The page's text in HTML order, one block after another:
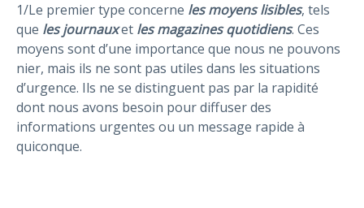
1/Le premier type concerne les moyens lisibles, tels
que les journauxet les magazines quotidiens. Ces
moyens sont d’une importance que nous ne pouvons
nier, mais ils ne sont pas utiles dans les situations
d’urgence. Ils ne se distinguent pas par la rapidité
dont nous avons besoin pour diffuser des
informations urgentes ou un message rapide à
quiconque.